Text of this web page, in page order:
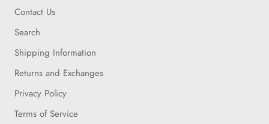
Contact Us
Search
Shipping Information
Returns and Exchanges
Privacy Policy
Terms of Service